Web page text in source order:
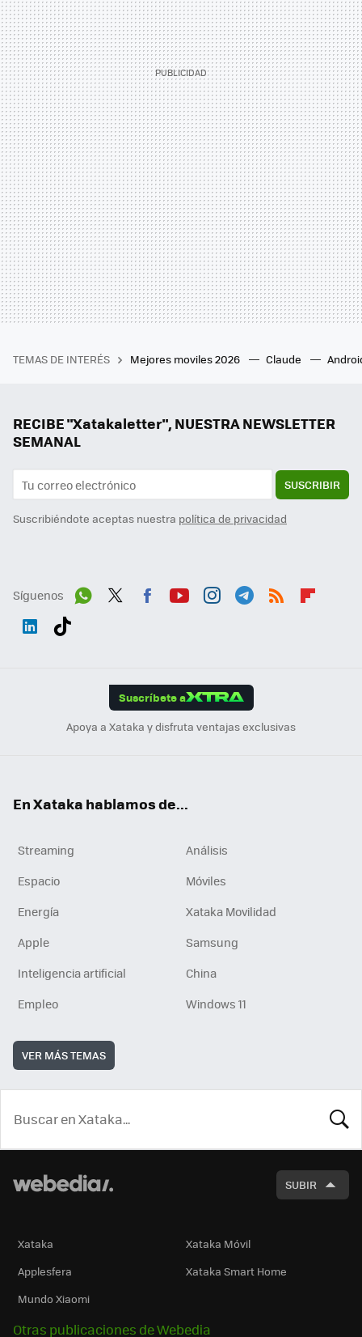
TEMAS DE INTERÉS Mejores moviles 2026 Claude
RECIBE "Xatakaletter", NUESTRA NEWSLETTER
SEMANAL
SUSCRIBIR
Suscribiéndote aceptas nuestra política de privacidad
Síguenos
Suscríbete a
Apoya a Xataka y disfruta ventajas exclusivas
En Xataka hablamos de...
Streaming
Análisis
Espacio
Móviles
Energía
Xataka Movilidad
Apple
Samsung
Inteligencia artificial
China
Empleo
Windows 11
VER MÁS TEMAS
SUBIR
Xataka
Xataka Móvil
Applesfera
Xataka Smart Home
Mundo Xiaomi
Otras publicaciones de Webedia